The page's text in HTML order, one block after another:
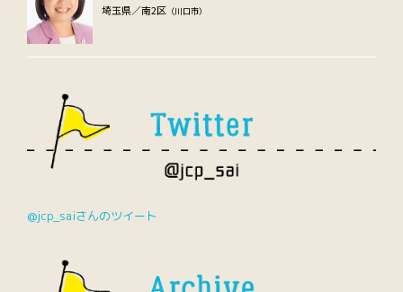
埼玉県／南2区 （川口市）
@jcp_saiさんのツイート